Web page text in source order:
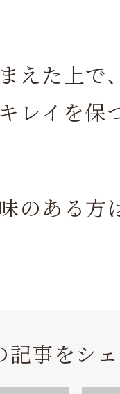
えた上で
レイを保
のある方
記事をシ